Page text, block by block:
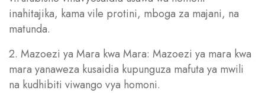
inahitajika, kama vile protini, mboga za majani, na
matunda.
2. Mazoezi ya Mara kwa Mara: Mazoezi ya mara kwa
mara yanaweza kusaidia kupunguza mafuta ya mwili
na kudhibiti viwango vya homoni.